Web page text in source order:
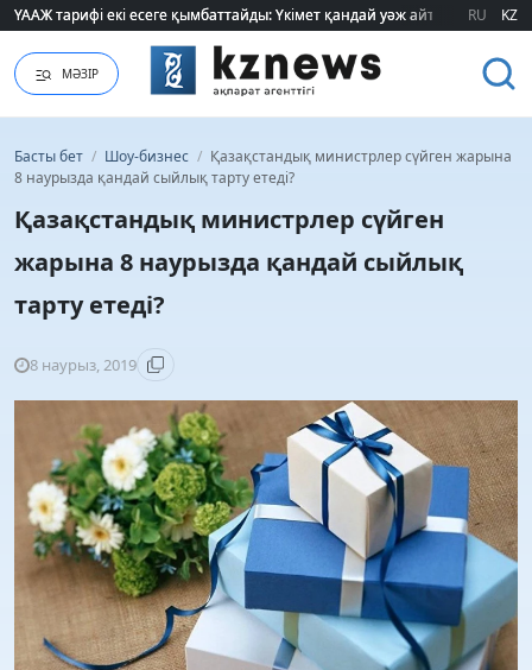
ҮААЖ тарифі екі есеге қымбаттайды: Үкімет қандай уәж айтады?
ҮААЖ тарифі екі есеге қымбаттайды: Үкімет қандай уәж айтады? RU KZ
МӘЗІР
Басты бет / Шоу-бизнес / Қазақстандық министрлер сүйген жарына
8 наурызда қандай сыйлық тарту етеді?
Қазақстандық министрлер сүйген
жарына 8 наурызда қандай сыйлық
тарту етеді?
8 наурыз, 2019